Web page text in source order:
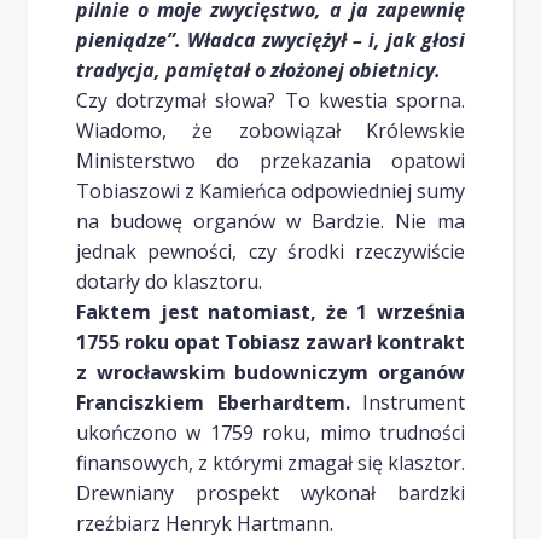
pilnie o moje zwycięstwo, a ja zapewnię
pieniądze”. Władca zwyciężył – i, jak głosi
tradycja, pamiętał o złożonej obietnicy.
Czy dotrzymał słowa? To kwestia sporna.
Wiadomo, że zobowiązał Królewskie
Ministerstwo do przekazania opatowi
Tobiaszowi z Kamieńca odpowiedniej sumy
na budowę organów w Bardzie. Nie ma
jednak pewności, czy środki rzeczywiście
dotarły do klasztoru.
Faktem jest natomiast, że 1 września
1755 roku opat Tobiasz zawarł kontrakt
z wrocławskim budowniczym organów
Franciszkiem Eberhardtem. Instrument
ukończono w 1759 roku, mimo trudności
finansowych, z którymi zmagał się klasztor.
Drewniany prospekt wykonał bardzki
rzeźbiarz Henryk Hartmann.